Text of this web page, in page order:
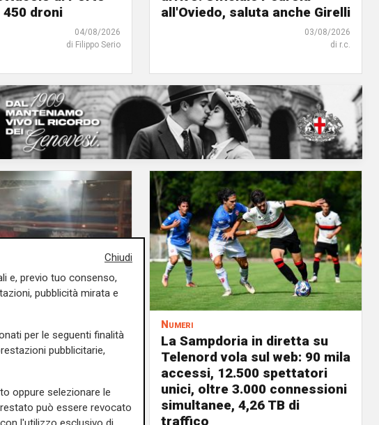
droni
04/08/2026
di Filippo Serio
all'Oviedo, saluta anche Girelli
03/08/2026
di r.c.
campagna
a gonfie vele:
03/08/2026
di F.S.
Numeri
La Sampdoria in diretta su
Telenord vola sul web: 90 mila
accessi, 12.500 spettatori
unici, oltre 3.000 connessioni
simultanee, 4,26 TB di
traffico
Chiudi
e, previo tuo consenso,
pubblicità mirata e
per le seguenti finalità
pubblicitarie,
oppure selezionare le
può essere revocato